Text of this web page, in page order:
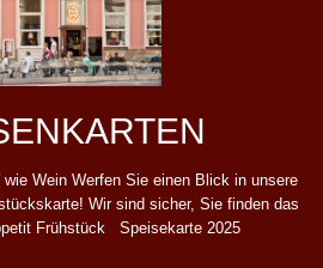
Wein Werfen Sie einen Blick in unsere
Wir sind sicher, Sie finden das
Frühstück Speisekarte 2025